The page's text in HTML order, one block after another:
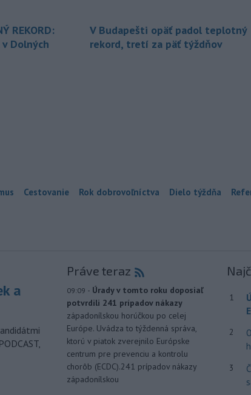
REKORD:
Dolných
V Budapešti opäť padol teplotný
rekord, tretí za päť týždňov
Cestovanie Rok dobrovoľníctva Dielo týždňa
a
Práve teraz
09:09 - Úrady v tomto roku doposiaľ
potvrdili 241 prípadov nákazy
západonílskou horúčkou po celej
Európe. Uvádza to týždenná správa,
ktorú v piatok zverejnilo Európske
centrum pre prevenciu a kontrolu
chorôb (ECDC).241 prípadov nákazy
západonílskou
1
2
3